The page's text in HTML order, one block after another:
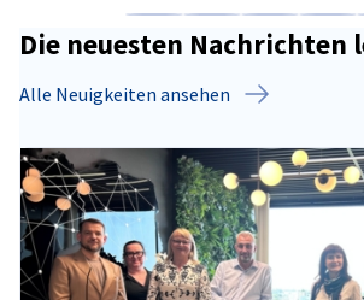
Auf Facebook teilen
Auf LinkedIn teilen
Auf X teilenAuf
Die neuesten Nachrichten
Alle Neuigkeiten ansehen